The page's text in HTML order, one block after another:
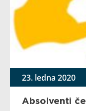
23. ledna 2020
Absolventi